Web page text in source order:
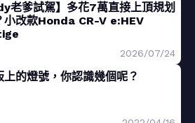
老爹試駕】多花7萬直接上頂規划
小改款Honda CR-V e:HEV
2026/07/24
上的燈號，你認識幾個呢？